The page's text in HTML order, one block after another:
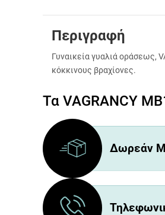
Περιγραφή
Γυναικεία γυαλιά οράσεως,
κόκκινους βραχίονες.
Τα VAGRANCY
Δωρεάν